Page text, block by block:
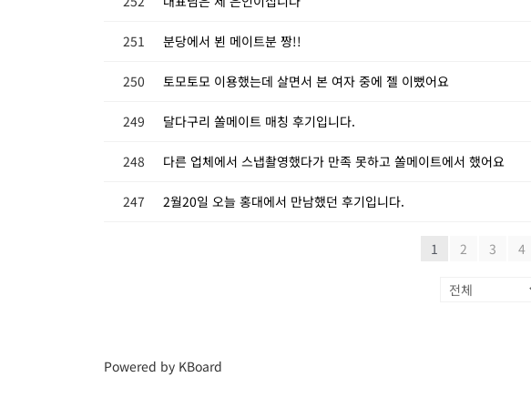
251 분당에서 뵌 메이트분 짱!!
250 토모토모 이용했는데 살면서 본 여자 중에 젤 이뻤어요
249 달다구리 쏠메이트 매칭 후기입니다.
248 다른 업체에서 스냅촬영했다가 만족 못하고 쏠메이트에서 했어요
247 2월20일 오늘 홍대에서 만남했던 후기입니다.
1 2 3 4
Powered by KBoard